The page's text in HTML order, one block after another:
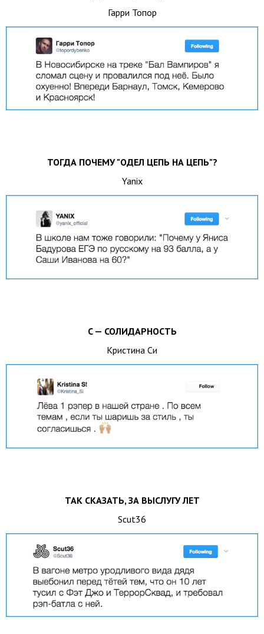
Гарри Топор
ТОГДА ПОЧЕМУ "ОДЕЛ ЦЕПЬ НА ЦЕПЬ"?
Yanix
C — СОЛИДАРНОСТЬ
Кристина Си
ТАК СКАЗАТЬ, ЗА ВЫСЛУГУ ЛЕТ
Scut36